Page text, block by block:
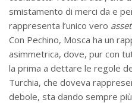
smistamento di merci da e
rappresenta l’unico vero asset
Con Pechino, Mosca ha un
asimmetrica, dove, pur con
la prima a dettare le regole
Turchia, che doveva
debole, sta dando sempre